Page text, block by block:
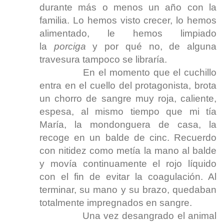
durante más o menos un año con la
familia. Lo hemos visto crecer, lo hemos
alimentado, le hemos limpiado
la porciga y por qué no, de alguna
travesura tampoco se libraría.
En el momento que el cuchillo
entra en el cuello del protagonista, brota
un chorro de sangre muy roja, caliente,
espesa, al mismo tiempo que mi tía
María, la mondonguera de casa, la
recoge en un balde de cinc. Recuerdo
con nitidez como metía la mano al balde
y movía continuamente el rojo líquido
con el fin de evitar la coagulación. Al
terminar, su mano y su brazo, quedaban
totalmente impregnados en sangre.
Una vez desangrado el animal